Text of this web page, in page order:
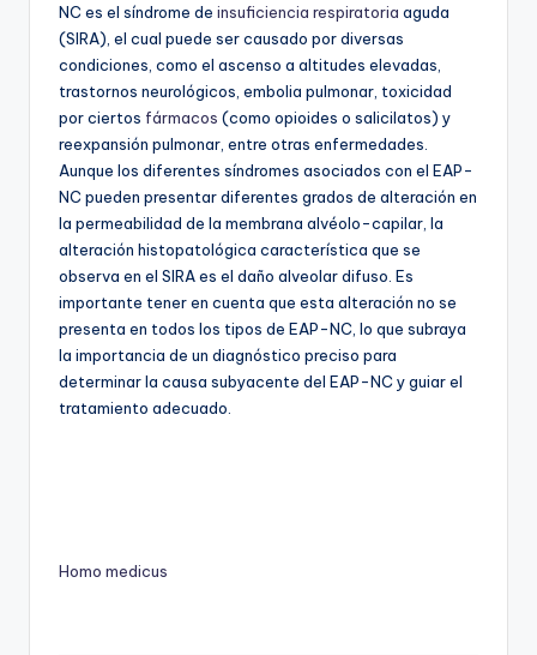
NC es el síndrome de insuficiencia respiratoria aguda
(SIRA), el cual puede ser causado por diversas
condiciones, como el ascenso a altitudes elevadas,
trastornos neurológicos, embolia pulmonar, toxicidad
por ciertos fármacos (como opioides o salicilatos) y
reexpansión pulmonar, entre otras enfermedades.
Aunque los diferentes síndromes asociados con el EAP-
NC pueden presentar diferentes grados de alteración en
la permeabilidad de la membrana alvéolo-capilar, la
alteración histopatológica característica que se
observa en el SIRA es el daño alveolar difuso. Es
importante tener en cuenta que esta alteración no se
presenta en todos los tipos de EAP-NC, lo que subraya
la importancia de un diagnóstico preciso para
determinar la causa subyacente del EAP-NC y guiar el
tratamiento adecuado.
Homo medicus